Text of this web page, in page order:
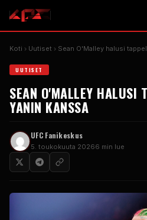
Koti Uutiset Sean O'Malley halusi
UUTISET
SEAN O'MALLEY HALUSI
YANIN KANSSA
UFCFanikeskus
5. toukokuuta 20266 min lue